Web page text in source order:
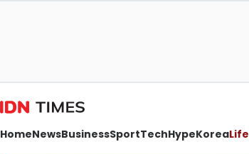
HomeNewsBusinessSportTechHypeKoreaLife